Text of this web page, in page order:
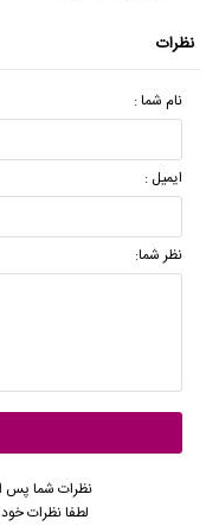
نظرات
نام شما :
ایمیل :
نظر شما:
نظرات شما پس
لطفا نظرات